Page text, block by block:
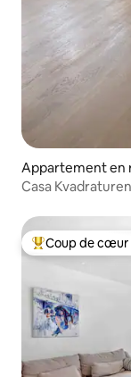
Appartement en
Casa Kvadraturen À distance de marche de la plupart des
Coups de cœur
Coup de cœur